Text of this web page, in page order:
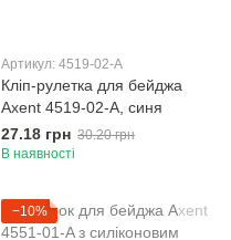
Артикул: 4519-02-A
Кліп-рулетка для бейджа
Axent 4519-02-A, синя
27.18 грн 30.20 грн
В наявності
−10%